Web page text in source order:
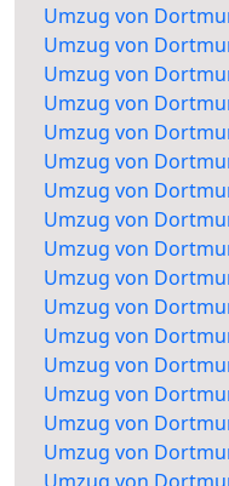
Umzug von
Umzug von
Umzug von
Umzug von
Umzug von
Umzug von
Umzug von
Umzug von
Umzug von
Umzug von
Umzug von
Umzug von
Umzug von
Umzug von
Umzug von
Umzug von